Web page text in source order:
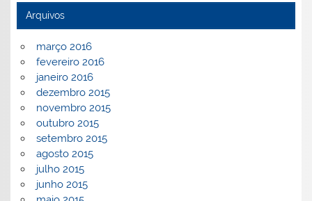
Arquivos
março 2016
fevereiro 2016
janeiro 2016
dezembro 2015
novembro 2015
outubro 2015
setembro 2015
agosto 2015
julho 2015
junho 2015